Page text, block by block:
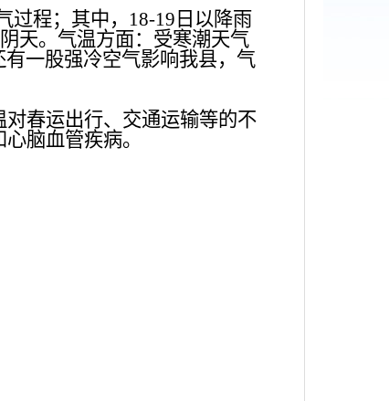
过程；其中，18-19日以降雨
天。气温方面：受寒潮天气
一股强冷空气影响我县，气
春运出行、交通运输等的不
脑血管疾病。